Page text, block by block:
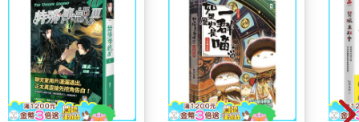
前一刻還笑得肆意張狂的姚淇，被我突如其來的反擊給嚇傻了，
怔愣地看著我，直到回過神後，她才不顧形象地放聲大哭，直嚷
著她的右手好痛。
音樂教室後面就是學校老師的宿舍，樂器墜地的一連串巨大聲
響，似乎驚動了在宿舍裡休息的幾位老師，沒多久外頭便傳來一